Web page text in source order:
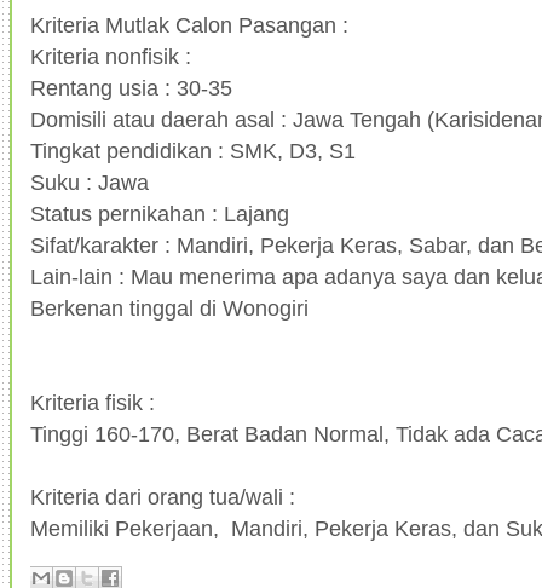
Kriteria Mutlak Calon Pasangan :
Kriteria nonfisik :
Rentang usia : 30-35
Domisili atau daerah asal : Jawa Tengah
Tingkat pendidikan : SMK, D3, S1
Suku : Jawa
Status pernikahan : Lajang
Sifat/karakter : Mandiri, Pekerja Keras, Sabar, dan
Lain-lain : Mau menerima apa adanya saya dan
Berkenan tinggal di Wonogiri
Kriteria fisik :
Tinggi 160-170, Berat Badan Normal, Tidak ada
Kriteria dari orang tua/wali :
Memiliki Pekerjaan, Mandiri, Pekerja Keras, dan